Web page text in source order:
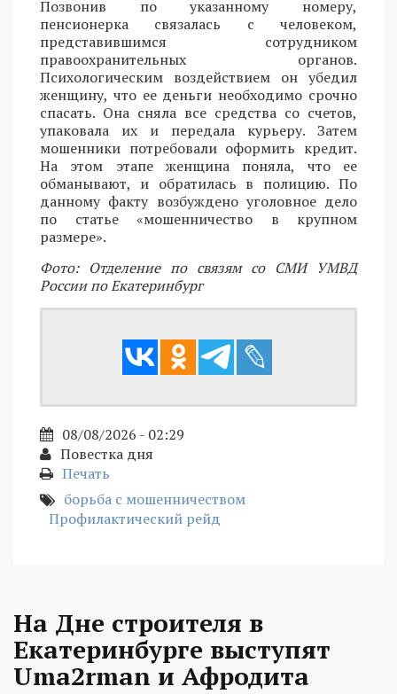
Позвонив по указанному номеру,
пенсионерка связалась с человеком,
представившимся сотрудником
правоохранительных органов.
Психологическим воздействием он убедил
женщину, что ее деньги необходимо срочно
спасать. Она сняла все средства со счетов,
упаковала их и передала курьеру. Затем
мошенники потребовали оформить кредит.
На этом этапе женщина поняла, что ее
обманывают, и обратилась в полицию. По
данному факту возбуждено уголовное дело
по статье «мошенничество в крупном
размере».
Фото: Отделение по связям со СМИ УМВД
России по Екатеринбург
08/08/2026 - 02:29
Повестка дня
Печать
борьба с мошенничеством
Профилактический рейд
На Дне строителя в
Екатеринбурге выступят
Uma2rman и Афродита